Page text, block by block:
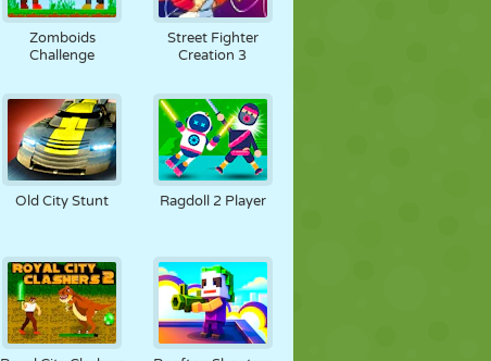
VOL NOURRITURE AMUSANT
PIXEL ART PLATEFORME PISCINE
FOOT ESPACE STICKMAN
GUERRE ZOMBIE
Zomboids
Challenge
Street Fighter
Creation 3
Old City Stunt Ragdoll 2 Player